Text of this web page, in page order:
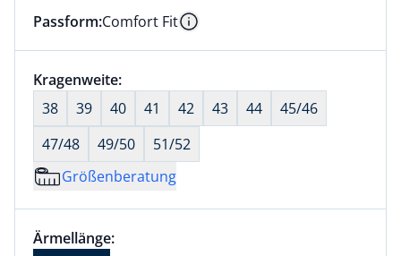
Dieser Artikel hat die Passform Comfort Fit. für
Passform:Comfort Fit Information
Größenauswahl:
Kragenweite:nichts ausgewählt
38
39 40 41 42 43 44
45/46
47/48
49/50
51/52
Größenberatung
Größenauswahl:
Ärmellänge:
Ärmellänge Kurzarm ausgewählt